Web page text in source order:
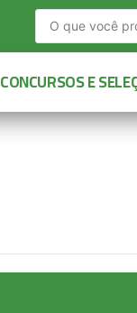
CONCURSOS E